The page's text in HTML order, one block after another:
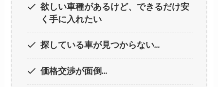
欲しい車種があるけど、できるだけ安
く手に入れたい
探している車が見つからない…
価格交渉が面倒…